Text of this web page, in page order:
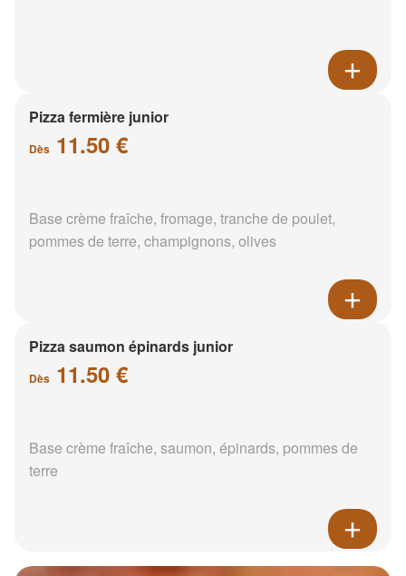
Pizza fermière junior
Dès 11.50 €
Base crème fraîche, fromage, tranche de poulet,
pommes de terre, champignons, olives
Pizza saumon épinards junior
Dès 11.50 €
Base crème fraîche, saumon, épinards, pommes de
terre